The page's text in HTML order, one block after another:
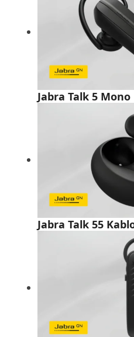
Jabra Talk 5
Jabra Talk 55